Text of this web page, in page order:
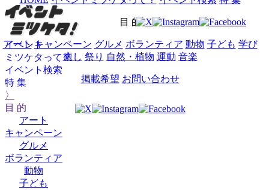
イベント
ミツケタって？
イベント検索
特 集
〉
目 的
アート
キャンペーン
グルメ
ボランティア
動物
子ども
目 的
アート キャンペーン グルメ ボランティア 動物 子ども 学び
癒し 祭り 自然・植物 運動 音楽
掲載希望 お問い合わせ